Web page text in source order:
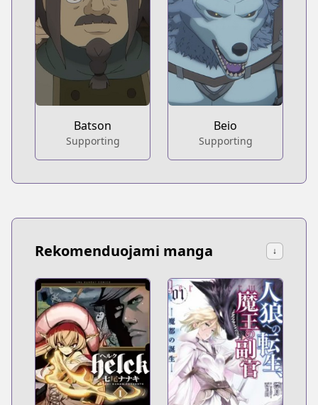
Batson
Supporting
Beio
Supporting
Rekomenduojami manga ↓